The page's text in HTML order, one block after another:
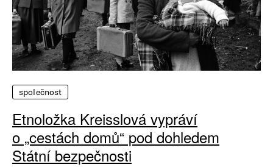
společnost
Etnoložka Kreisslová vypráví
o „cestách domů“ pod dohledem
Státní bezpečnosti